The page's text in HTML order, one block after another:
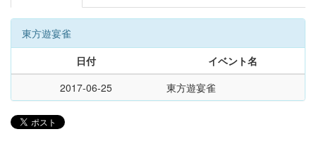
東方遊宴雀
日付
イベント名
2017-06-25
東方遊宴雀